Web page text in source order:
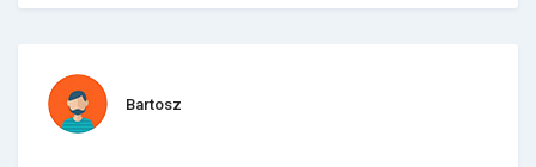
Bartosz